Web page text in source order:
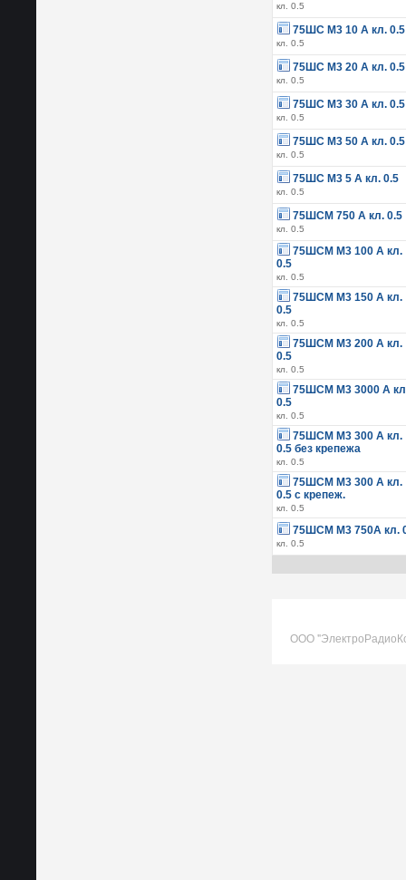
кл. 0.5
75ШС М3 10 А кл. 0.5
кл. 0.5
75ШС М3 20 А кл. 0.5
кл. 0.5
75ШС М3 30 А кл. 0.5
кл. 0.5
75ШС М3 50 А кл. 0.5
кл. 0.5
75ШС М3 5 А кл. 0.5
кл. 0.5
75ШСМ 750 А кл. 0.5
кл. 0.5
75ШСМ М3 100 А кл.
0.5
кл. 0.5
75ШСМ М3 150 А кл.
0.5
кл. 0.5
75ШСМ М3 200 А кл.
0.5
кл. 0.5
75ШСМ М3 3000 А
0.5
кл. 0.5
75ШСМ М3 300 А кл.
0.5 без крепежа
кл. 0.5
75ШСМ М3 300 А кл.
0.5 с крепеж.
кл. 0.5
75ШСМ М3 750А кл.
кл. 0.5
ООО